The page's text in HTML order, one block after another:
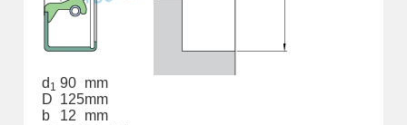
d 1 90 mm
D 125mm
b
12 mm